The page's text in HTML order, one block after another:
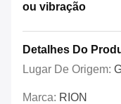
ou vibração
Detalhes Do
Lugar De Origem:
Marca: RION